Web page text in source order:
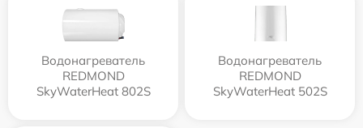
Водонагреватель
REDMOND
SkyWaterHeat 802S
Водонагреватель
REDMOND
SkyWaterHeat 502S